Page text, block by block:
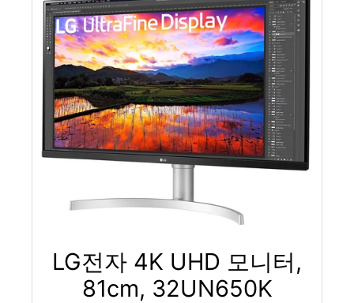
LG전자 4K UHD 모니터,
81cm, 32UN650K